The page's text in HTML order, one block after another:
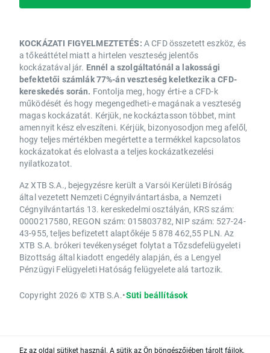
KOCKÁZATI FIGYELMEZTETÉS: A CFD összetett eszköz, és
a tőkeáttétel miatt a hirtelen veszteség jelentős
kockázatával jár. Ennél a szolgáltatónál a lakossági
befektetői számlák 77%-án veszteség keletkezik a CFD-
kereskedés során. Fontolja meg, hogy érti-e a CFD-k
működését és hogy megengedheti-e magának a veszteség
magas kockázatát. Kérjük, ne kockáztasson többet, mint
amennyit kész elveszíteni. Kérjük, bizonyosodjon meg afelől,
hogy teljes mértékben megértette a termékkel kapcsolatos
kockázatokat és elolvasta a teljes kockázatkezelési
nyilatkozatot.
Az XTB S.A., bejegyzésre került a Varsói Kerületi Bíróság
által vezetett Nemzeti Cégnyilvántartásba, a Nemzeti
Cégnyilvántartás 13. kereskedelmi osztályán, KRS szám:
0000217580, REGON szám: 015803782, NIP szám: 527-24-
43-955, teljes befizetett alaptőkéje 5 878 462,55 PLN. Az
XTB S.A. brókeri tevékenységet folytat a Tőzsdefelügyeleti
Bizottság által kiadott engedély alapján, és a Lengyel
Pénzügyi Felügyeleti Hatóság felügyelete alá tartozik.
Copyright 2026 © XTB S.A.•Süti beállítások
Ez az oldal sütiket használ. A sütik az Ön böngészőjében tárolt fájlok,